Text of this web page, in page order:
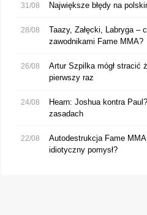
31/08 Największe błędy na
28/08
Taazy, Załęcki, Labryga –
zawodnikami Fame MMA?
26/08
Artur Szpilka mógł stracić
pierwszy raz
24/08
Hearn: Joshua kontra
zasadach
22/08
Autodestrukcja Fame
idiotyczny pomysł?